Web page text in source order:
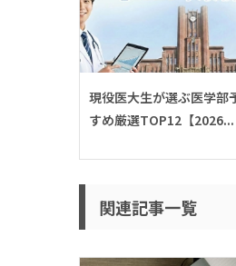
現役医大生が選ぶ医学部
すめ厳選TOP12【2026...
関連記事一覧